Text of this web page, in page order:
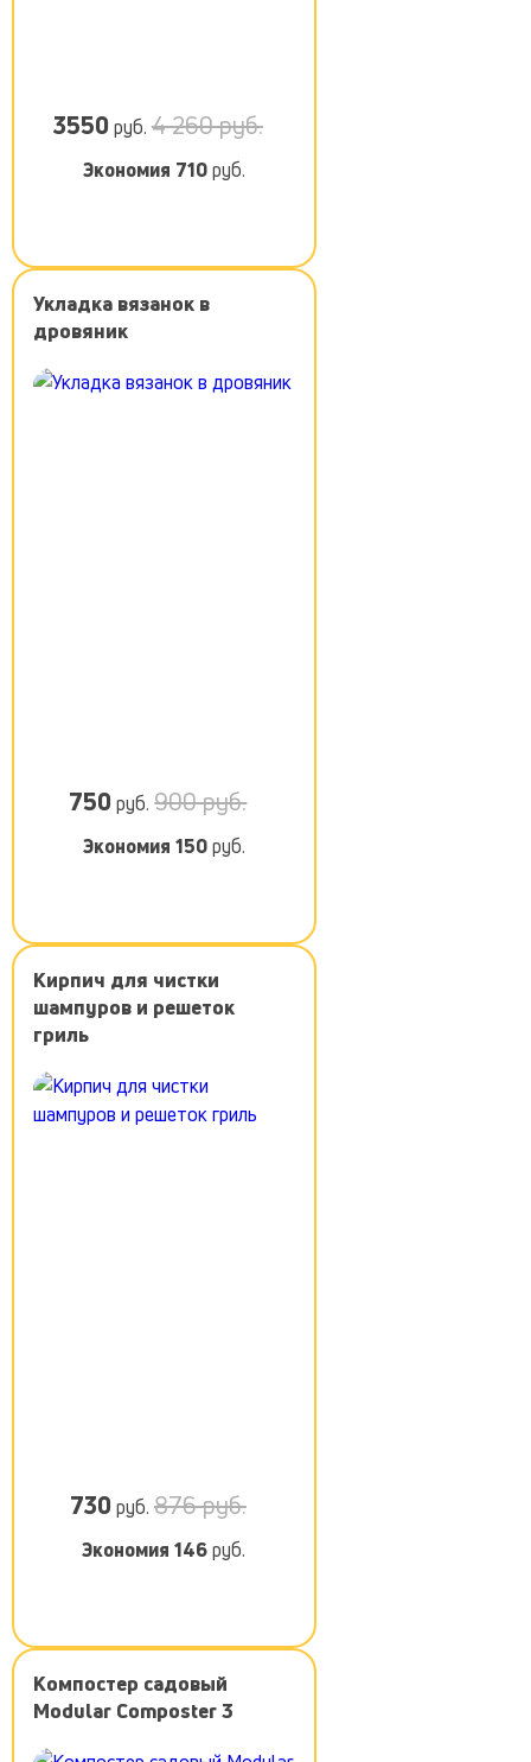
3550 руб. 4 260 руб.
Экономия 710руб.
Укладка вязанок в
дровяник
750 руб.900 руб.
Экономия 150руб.
Кирпич для чистки
шампуров и решеток
гриль
730 руб. 876 руб.
Экономия 146руб.
Компостер садовый
Modular Composter 3